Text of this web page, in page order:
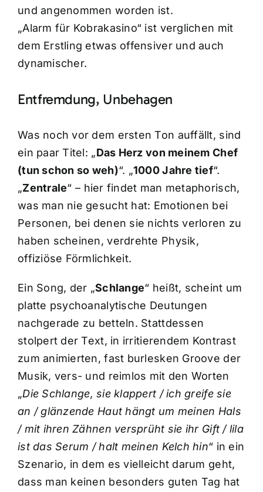
und angenommen worden ist.
„Alarm für Kobrakasino“ ist verglichen mit
dem Erstling etwas offensiver und auch
dynamischer.
Entfremdung, Unbehagen
Was noch vor dem ersten Ton auffällt, sind
ein paar Titel: „Das Herz von meinem Chef
(tun schon so weh)“. „1000 Jahre tief“.
„Zentrale“ – hier findet man metaphorisch,
was man nie gesucht hat: Emotionen bei
Personen, bei denen sie nichts verloren zu
haben scheinen, verdrehte Physik,
offiziöse Förmlichkeit.
Ein Song, der „Schlange“ heißt, scheint um
platte psychoanalytische Deutungen
nachgerade zu betteln. Stattdessen
stolpert der Text, in irritierendem Kontrast
zum animierten, fast burlesken Groove der
Musik, vers- und reimlos mit den Worten
„Die Schlange, sie klappert / ich greife sie
an / glänzende Haut hängt um meinen Hals
/ mit ihren Zähnen versprüht sie ihr Gift / lila
ist das Serum / halt meinen Kelch hin“ in ein
Szenario, in dem es vielleicht darum geht,
dass man keinen besonders guten Tag hat